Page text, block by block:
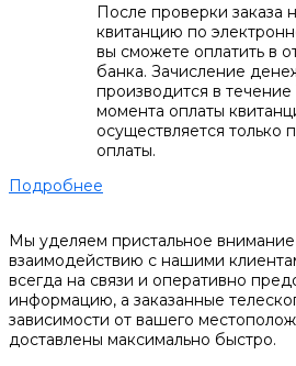
После проверки
квитанцию по
вы сможете оплатить в
банка. Зачисление
производится в
момента оплаты
осуществляется только
оплаты.
Подробнее
Мы уделяем пристальное
взаимодействию с нашими
всегда на связи и оперативно
информацию, а заказанные
зависимости от вашего
доставлены максимально быстро.